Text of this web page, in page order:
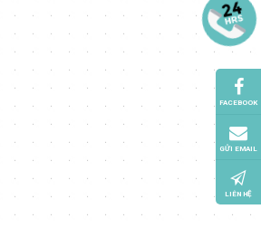
FACEBOOK
GỬI EMAIL
LIÊN HỆ